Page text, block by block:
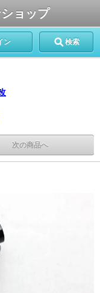
ョップ
ン 検索
次の商品へ